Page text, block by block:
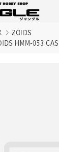
ZOIDS
HMM-053